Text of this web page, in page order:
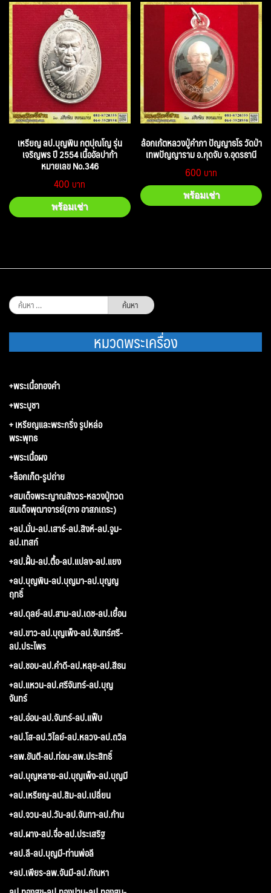
เหรียญ ลป.บุญพิน กตปุณโญ รุ่น
เจริญพร ปี 2554 เนื้ออัลปาก้า
หมายเลข No.346
400
พร้อมเช่า
ล้อกเก้ตหลวงปู่คำภา ปัญญาธโร วัดป่า
เทพปัญญาราม อ.กุดจับ จ.อุดรธานี
600
พร้อมเช่า
ค้นหา
สำหรับ:
หมวดพระเครื่อง
+พระเนื้อทองคำ
+พระบูชา
+ เหรียญและพระกริ่ง รูปหล่อ
พระพุทธ
+พระเนื้อผง
+ล็อกเก็ต-รูปถ่าย
+สมเด็จพระญาณสังวร-หลวงปู่ทวด
สมเด็จพุฒาจารย์(อาจ อาสภเถระ)
+ลป.มั่น-ลป.เสาร์-ลป.สิงห์-ลป.จูม-
ลป.เทสก์
+ลป.ฝั้น-ลป.ตื้อ-ลป.แปลง-ลป.แยง
+ลป.บุญพิน-ลป.บุญมา-ลป.บุญญ
ฤทธิ์
+ลป.ดุลย์-ลป.สาม-ลป.เดช-ลป.เยื้อน
+ลป.ขาว-ลป.บุญเพ็ง-ลป.จันทร์ศรี-
ลป.ประไพร
+ลป.ชอบ-ลป.คำดี-ลป.หลุย-ลป.สีธน
+ลป.แหวน-ลป.ศรีจันทร์-ลป.บุญ
จันทร์
+ลป.อ่อน-ลป.จันทร์-ลป.แฟ็บ
+ลป.โส-ลป.วิไลย์-ลป.หลวง-ลป.ถวิล
+ลพ.ขันตี-ลป.ท่อน-ลพ.ประสิทธิ์
+ลป.บุญหลาย-ลป.บุญเพ็ง-ลป.บุญมี
+ลป.เหรียญ-ลป.สิม-ลป.เปลี่ยน
+ลป.จวน-ลป.วัน-ลป.จันทา-ลป.ก้าน
+ลป.ผาง-ลป.จื่อ-ลป.ประเสริฐ
+ลป.ลี-ลป.บุญมี-ท่านพ่อลี
+ลป.เพียร-ลพ.จันมี-ลป.กัณหา